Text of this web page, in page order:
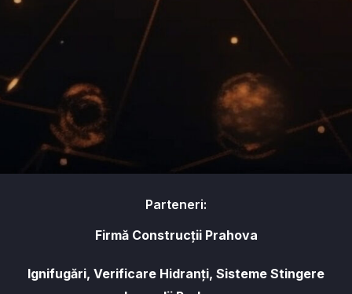
Parteneri:
Firmă Construcții Prahova
Ignifugări, Verificare Hidranți, Sisteme Stingere